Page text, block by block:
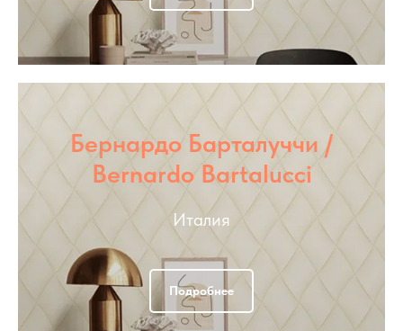
Бернардо Барталуччи /
Bernardo Bartalucci
Италия
Подробнее